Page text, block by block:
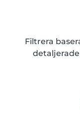
Filtrera